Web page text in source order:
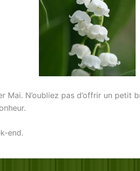
Mai. N’oubliez pas d’offrir un petit
end.